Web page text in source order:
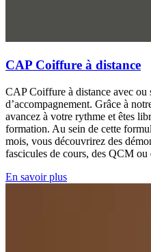
CAP Coiffure à distance
CAP Coiffure à distance avec ou
d’accompagnement. Grâce à
avancez à votre rythme et êtes
formation. Au sein de cette
mois, vous découvrirez des
fascicules de cours, des QCM ou
En savoir plus